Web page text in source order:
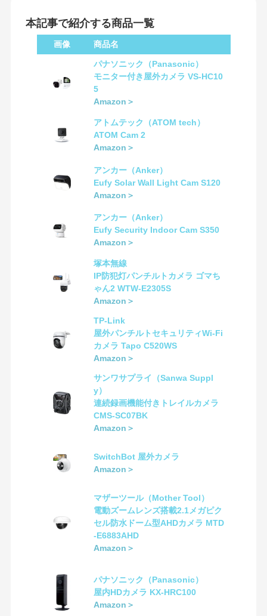
本記事で紹介する商品一覧
画像 商品名
パナソニック（Panasonic）
モニター付き屋外カメラ VS-HC10
5
Amazon＞
アトムテック（ATOM tech）
ATOM Cam 2
Amazon＞
アンカー（Anker）
Eufy Solar Wall Light Cam S120
Amazon＞
アンカー（Anker）
Eufy Security Indoor Cam S350
Amazon＞
塚本無線
IP防犯灯パンチルトカメラ ゴマち
ゃん2 WTW-E2305S
Amazon＞
TP-Link
屋外パンチルトセキュリティWi-Fi
カメラ Tapo C520WS
Amazon＞
サンワサプライ（Sanwa Suppl
y）
連続録画機能付きトレイルカメラ
CMS-SC07BK
Amazon＞
SwitchBot 屋外カメラ
Amazon＞
マザーツール（Mother Tool）
電動ズームレンズ搭載2.1メガピク
セル防水ドーム型AHDカメラ MTD
-E6883AHD
Amazon＞
パナソニック（Panasonic）
屋内HDカメラ KX-HRC100
Amazon＞